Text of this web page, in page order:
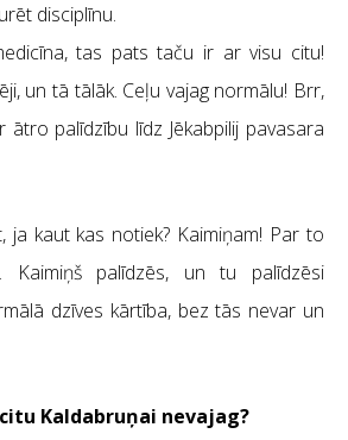
disciplīnu.
tas pats taču ir ar visu citu!
un tā tālāk. Ceļu vajag normālu! Brr,
palīdzību līdz Jēkabpilij pavasara
ja kaut kas notiek? Kaimiņam! Par to
Kaimiņš palīdzēs, un tu palīdzēsi
dzīves kārtība, bez tās nevar un
Kaldabruņai nevajag?